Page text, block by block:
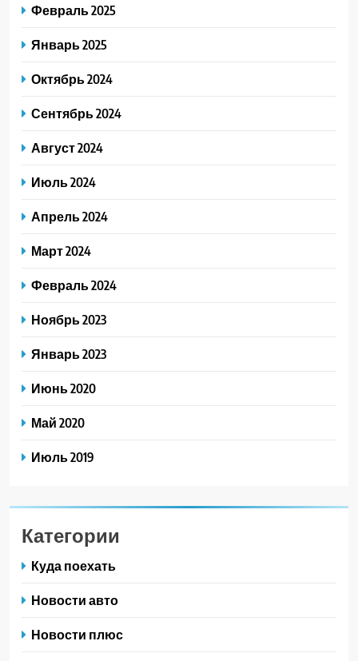
Февраль 2025
Январь 2025
Октябрь 2024
Сентябрь 2024
Август 2024
Июль 2024
Апрель 2024
Март 2024
Февраль 2024
Ноябрь 2023
Январь 2023
Июнь 2020
Май 2020
Июль 2019
Категории
Куда поехать
Новости авто
Новости плюс